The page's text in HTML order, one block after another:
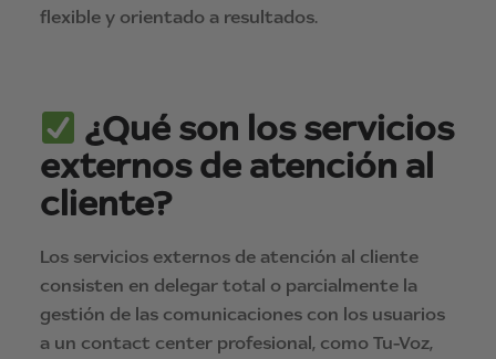
flexible y orientado a resultados.
¿Qué son los servicios
externos de atención al
cliente?
Los servicios externos de atención al cliente
consisten en delegar total o parcialmente la
gestión de las comunicaciones con los usuarios
a un contact center profesional, como Tu-Voz,